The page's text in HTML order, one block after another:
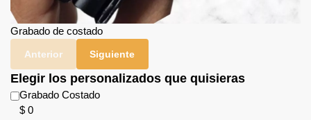
Grabado de costado
Anterior Siguiente
Elegir los personalizados que quisieras
Grabado Costado
$ 0